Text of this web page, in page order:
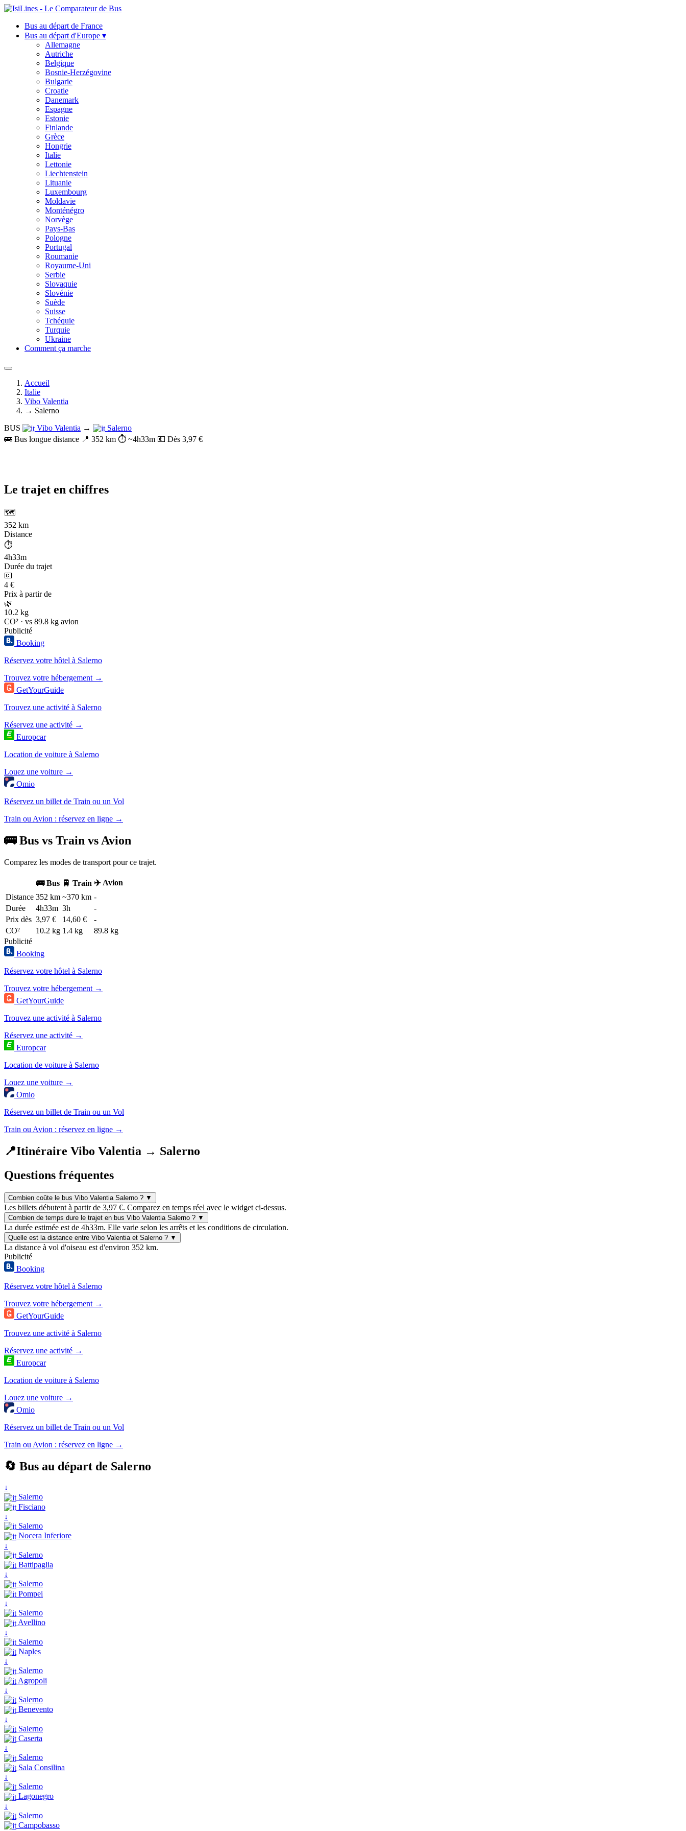
Bus au départ de France
Bus au départ d'Europe ▾
Allemagne
Autriche
Belgique
Bosnie-Herzégovine
Bulgarie
Croatie
Danemark
Espagne
Estonie
Finlande
Grèce
Hongrie
Italie
Lettonie
Liechtenstein
Lituanie
Luxembourg
Moldavie
Monténégro
Norvège
Pays-Bas
Pologne
Portugal
Roumanie
Royaume-Uni
Serbie
Slovaquie
Slovénie
Suède
Suisse
Tchéquie
Turquie
Ukraine
Comment ça marche
Accueil
Italie
Vibo Valentia
→ Salerno
BUS
Vibo Valentia →
Salerno
🚌 Bus longue distance 📍 352 km ⏱️ ~4h33m 💶 Dès 3,97 €
Le trajet en chiffres
🗺️
352 km
Distance
⏱️
4h33m
Durée du trajet
💶
4 €
Prix à partir de
🌿
10.2 kg
CO² · vs 89.8 kg avion
Publicité
Booking
Réservez votre hôtel à Salerno
Trouvez votre hébergement →
GetYourGuide
Trouvez une activité à Salerno
Réservez une activité →
Europcar
Location de voiture à Salerno
Louez une voiture →
Omio
Réservez un billet de Train ou un Vol
Train ou Avion : réservez en ligne →
🚌 Bus vs Train vs Avion
Comparez les modes de transport pour ce trajet.
🚌 Bus 🚆 Train ✈️ Avion
Distance 352 km ~370 km -
Durée
4h33m 3h
-
Prix dès 3,97 € 14,60 €
-
CO²
10.2 kg 1.4 kg
89.8 kg
Publicité
Booking
Réservez votre hôtel à Salerno
Trouvez votre hébergement →
GetYourGuide
Trouvez une activité à Salerno
Réservez une activité →
Europcar
Location de voiture à Salerno
Louez une voiture →
Omio
Réservez un billet de Train ou un Vol
Train ou Avion : réservez en ligne →
📍Itinéraire Vibo Valentia → Salerno
Questions fréquentes
Combien coûte le bus Vibo Valentia Salerno ? ▼
Les billets débutent à partir de 3,97 €. Comparez en temps réel avec le widget ci-dessus.
Combien de temps dure le trajet en bus Vibo Valentia Salerno ? ▼
La durée estimée est de 4h33m. Elle varie selon les arrêts et les conditions de circulation.
Quelle est la distance entre Vibo Valentia et Salerno ? ▼
La distance à vol d'oiseau est d'environ 352 km.
Publicité
Booking
Réservez votre hôtel à Salerno
Trouvez votre hébergement →
GetYourGuide
Trouvez une activité à Salerno
Réservez une activité →
Europcar
Location de voiture à Salerno
Louez une voiture →
Omio
Réservez un billet de Train ou un Vol
Train ou Avion : réservez en ligne →
🔄 Bus au départ de Salerno
↓
Salerno
Fisciano
↓
Salerno
Nocera Inferiore
↓
Salerno
Battipaglia
↓
Salerno
Pompei
↓
Salerno
Avellino
↓
Salerno
Naples
↓
Salerno
Agropoli
↓
Salerno
Benevento
↓
Salerno
Caserta
↓
Salerno
Sala Consilina
↓
Salerno
Lagonegro
↓
Salerno
Campobasso